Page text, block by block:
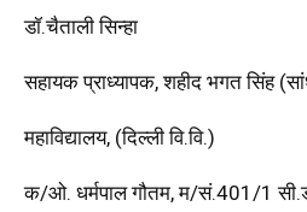
डॉ.चैताली सिन्हा
सहायक प्राध्यापक, शहीद भगत सिंह
महाविद्यालय, (दिल्ली वि.वि.)
क/ओ. धर्मपाल गौतम, म/सं.401/1